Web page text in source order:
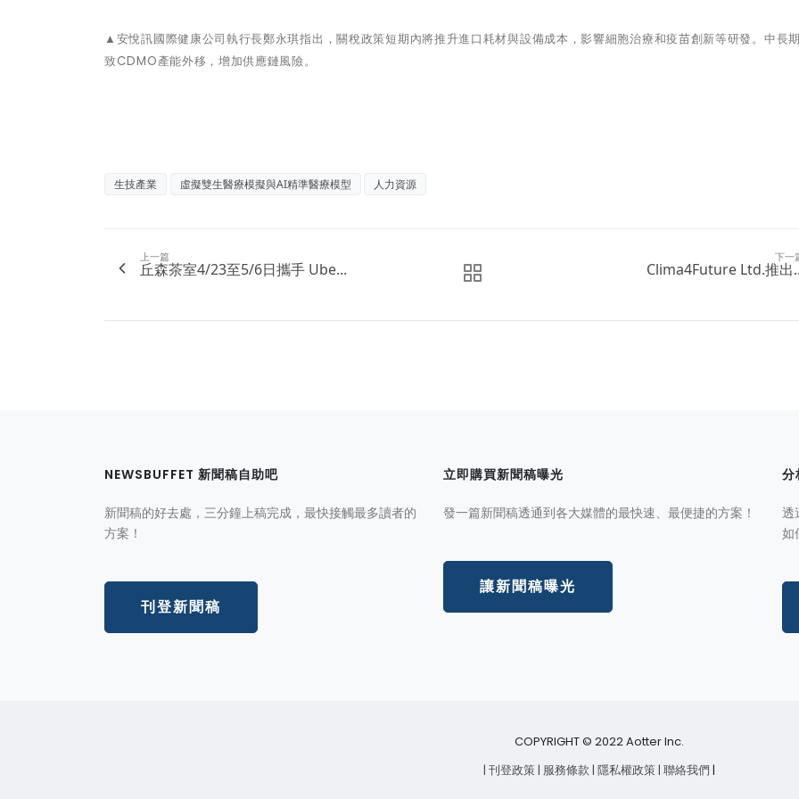
▲安悅訊國際健康公司執行長鄭永琪指出，關稅政策短期內將推升進口耗材與設備成本，影響細胞治療和疫苗創新等研發。中長
致CDMO產能外移，增加供應鏈風險。
生技產業 虛擬雙生醫療模擬與AI精準醫療模型 人力資源
上一篇
丘森茶室4/23至5/6日攜手 Ube...
下一
Clima4Future Ltd.推出
NEWSBUFFET 新聞稿自助吧
新聞稿的好去處，三分鐘上稿完成，最快接觸最多讀者的
方案！
刊登新聞稿
立即購買新聞稿曝光
發一篇新聞稿透通到各大媒體的最快速、最便捷的方案！
讓新聞稿曝光
分
透
如
COPYRIGHT © 2022 Aotter Inc.
| 刊登政策 | 服務條款 | 隱私權政策 | 聯絡我們 |